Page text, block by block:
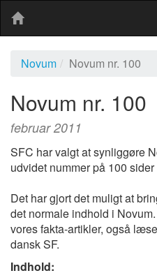
Novum
Novum nr. 100
Novum nr. 100
februar 2011
SFC har valgt at synliggøre
udvidet nummer på 100
Det har gjort det muligt at
det normale indhold i
vores fakta-artikler, også
dansk SF.
Indhold: